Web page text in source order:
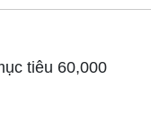
tiêu 60,000